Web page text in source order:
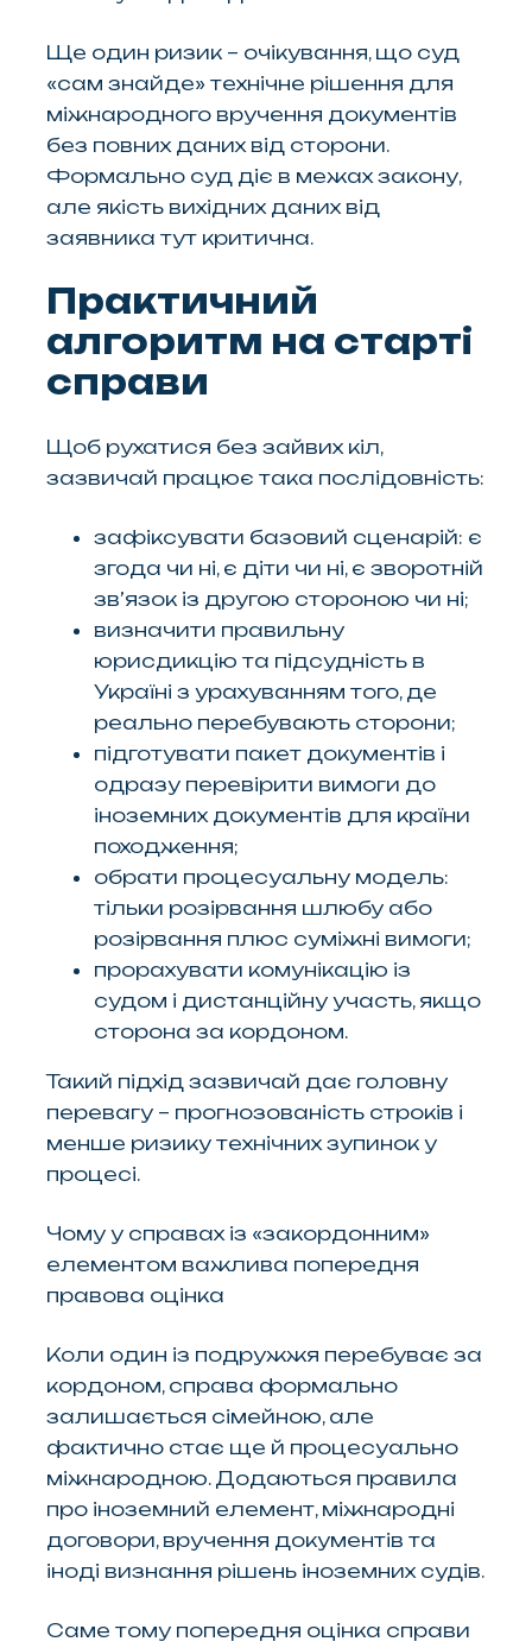
Ще один ризик – очікування, що суд
«сам знайде» технічне рішення для
міжнародного вручення документів
без повних даних від сторони.
Формально суд діє в межах закону,
але якість вихідних даних від
заявника тут критична.
Практичний
алгоритм на старті
справи
Щоб рухатися без зайвих кіл,
зазвичай працює така послідовність:
зафіксувати базовий сценарій: є
згода чи ні, є діти чи ні, є зворотній
зв’язок із другою стороною чи ні;
визначити правильну
юрисдикцію та підсудність в
Україні з урахуванням того, де
реально перебувають сторони;
підготувати пакет документів і
одразу перевірити вимоги до
іноземних документів для країни
походження;
обрати процесуальну модель:
тільки розірвання шлюбу або
розірвання плюс суміжні вимоги;
прорахувати комунікацію із
судом і дистанційну участь, якщо
сторона за кордоном.
Такий підхід зазвичай дає головну
перевагу – прогнозованість строків і
менше ризику технічних зупинок у
процесі.
Чому у справах із «закордонним»
елементом важлива попередня
правова оцінка
Коли один із подружжя перебуває за
кордоном, справа формально
залишається сімейною, але
фактично стає ще й процесуально
міжнародною. Додаються правила
про іноземний елемент, міжнародні
договори, вручення документів та
іноді визнання рішень іноземних судів.
Саме тому попередня оцінка справи